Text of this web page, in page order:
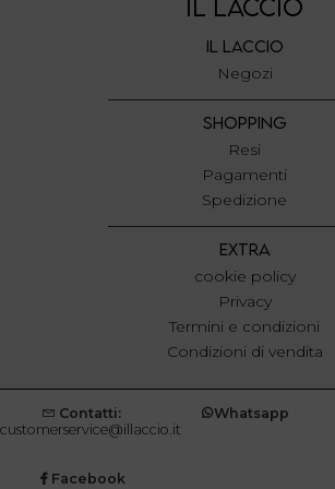
IL LACCIO
IL LACCIO
Negozi
SHOPPING
Resi
Pagamenti
Spedizione
EXTRA
cookie policy
Privacy
Termini e condizioni
Condizioni di vendita
Contatti:
customerservice@illaccio.it
Whatsapp
Facebook